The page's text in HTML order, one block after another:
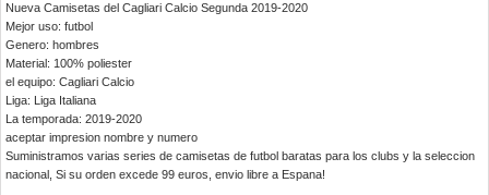
Nueva Camisetas del Cagliari Calcio Segunda 2019-2020
Mejor uso: futbol
Genero: hombres
Material: 100% poliester
el equipo: Cagliari Calcio
Liga: Liga Italiana
La temporada: 2019-2020
aceptar impresion nombre y numero
Suministramos varias series de camisetas de futbol baratas para los clubs y la seleccion
nacional, Si su orden excede 99 euros, envio libre a Espana!